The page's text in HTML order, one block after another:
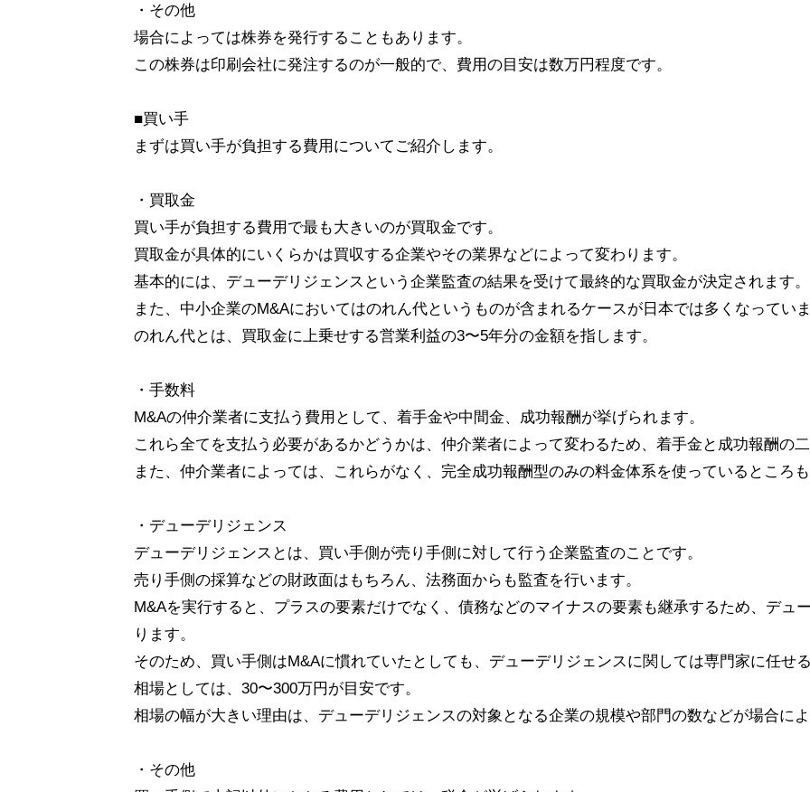
・その他
場合によっては株券を発行することもあります。
この株券は印刷会社に発注するのが一般的で、費用の目安は数万円程度です。
■買い手
まずは買い手が負担する費用についてご紹介します。
・買取金
買い手が負担する費用で最も大きいのが買取金です。
買取金が具体的にいくらかは買収する企業やその業界などによって変わります。
基本的には、デューデリジェンスという企業監査の結果を受けて最終的な買取金が決定されます。
また、中小企業のM&Aにおいてはのれん代というものが含まれるケースが日本では多くなってい
のれん代とは、買取金に上乗せする営業利益の3〜5年分の金額を指します。
・手数料
M&Aの仲介業者に支払う費用として、着手金や中間金、成功報酬が挙げられます。
これら全てを支払う必要があるかどうかは、仲介業者によって変わるため、着手金と成功報酬の
また、仲介業者によっては、これらがなく、完全成功報酬型のみの料金体系を使っているところ
・デューデリジェンス
デューデリジェンスとは、買い手側が売り手側に対して行う企業監査のことです。
売り手側の採算などの財政面はもちろん、法務面からも監査を行います。
M&Aを実行すると、プラスの要素だけでなく、債務などのマイナスの要素も継承するため、デュ
ります。
そのため、買い手側はM&Aに慣れていたとしても、デューデリジェンスに関しては専門家に任せ
相場としては、30〜300万円が目安です。
相場の幅が大きい理由は、デューデリジェンスの対象となる企業の規模や部門の数などが場合に
・その他